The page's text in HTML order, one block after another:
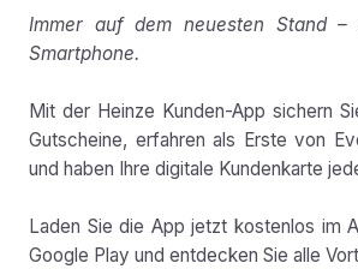
Immer auf dem neuesten Stand
Smartphone.
Mit der Heinze Kunden-App sichern
Gutscheine, erfahren als Erste von
und haben Ihre digitale Kundenkarte
Laden Sie die App jetzt kostenlos im
Google Play und entdecken Sie alle